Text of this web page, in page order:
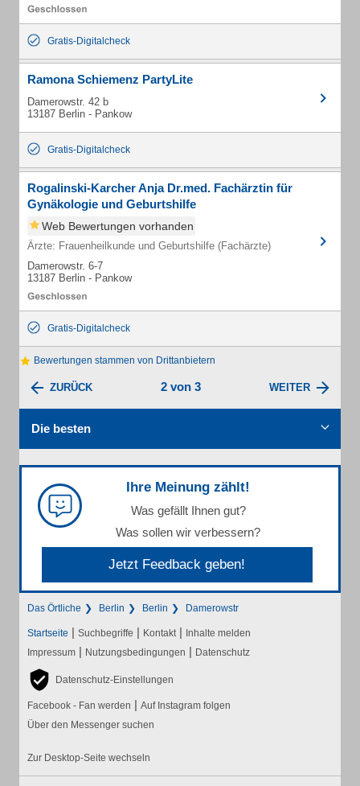
Gratis-Digitalcheck
Ramona Schiemenz PartyLite
Damerowstr. 42 b
13187 Berlin - Pankow
Gratis-Digitalcheck
Rogalinski-Karcher Anja Dr.med. Fachärztin für
Gynäkologie und Geburtshilfe
Web Bewertungen vorhanden
Ärzte: Frauenheilkunde und Geburtshilfe (Fachärzte)
Damerowstr. 6-7
13187 Berlin - Pankow
Gratis-Digitalcheck
Bewertungen stammen von Drittanbietern
ZURÜCK 2 von 3 WEITER
Die besten
Ihre Meinung zählt!
Was gefällt Ihnen gut?
Was sollen wir verbessern?
Jetzt Feedback geben!
Das Örtliche Berlin Berlin Damerowstr
Startseite | Suchbegriffe | Kontakt | Inhalte melden
Impressum | Nutzungsbedingungen | Datenschutz
Datenschutz-Einstellungen
Facebook - Fan werden | Auf Instagram folgen
Über den Messenger suchen
Zur Desktop-Seite wechseln